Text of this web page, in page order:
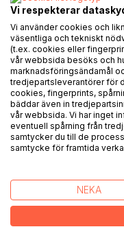
En kokbok
från
Vi respekterar
Vi använder cookies och
väsentliga och tekniskt
(t.ex. cookies eller
vår webbsida besöks och
marknadsföringsändamål
tredjepartsleverantörer för
cookies, fingerprints,
bäddar även in
vår webbsida. Vi har inget
eventuell spårning från
samtycker du till de
samtycke för framtida
NEKA